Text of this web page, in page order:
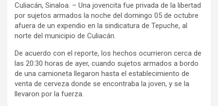
Culiacán, Sinaloa. – Una jovencita fue privada de la libertad
por sujetos armados la noche del domingo 05 de octubre
afuera de un expendio en la sindicatura de Tepuche, al
norte del municipio de Culiacán.
De acuerdo con el reporte, los hechos ocurrieron cerca de
las 20:30 horas de ayer, cuando sujetos armados a bordo
de una camioneta llegaron hasta el establecimiento de
venta de cerveza donde se encontraba la joven, y se la
llevaron por la fuerza.